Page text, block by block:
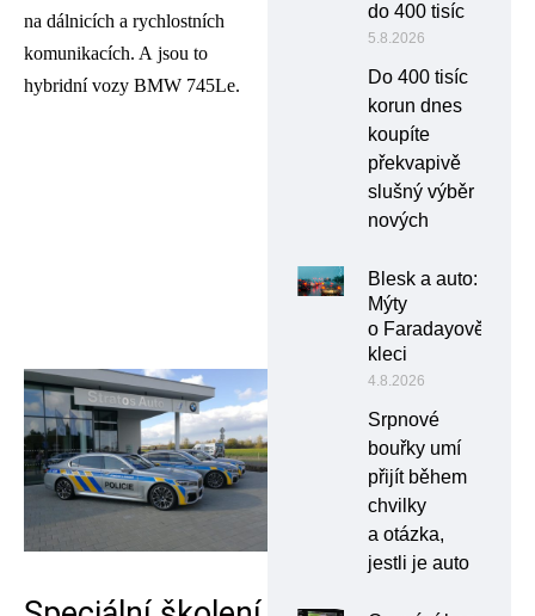
na dálnicích a rychlostních
komunikacích. A jsou to
hybridní vozy BMW 745Le.
do 400 tisíc
5.8.2026
Do 400 tisíc
korun dnes
koupíte
překvapivě
slušný výběr
nových
Blesk a auto:
Mýty
o Faradayově
kleci
4.8.2026
Srpnové
bouřky umí
přijít během
chvilky
a otázka,
jestli je auto